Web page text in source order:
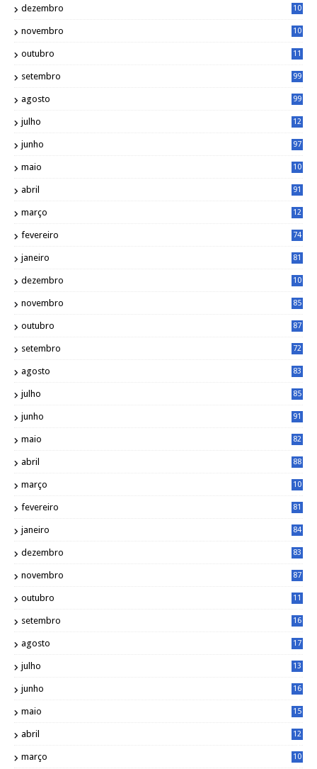
dezembro
10
novembro
10
outubro
11
setembro 99
agosto 99
julho
12
junho 97
maio
10
abril 91
março
12
fevereiro 74
janeiro 81
dezembro
10
novembro 85
outubro 87
setembro 72
agosto 83
julho 85
junho 91
maio 82
abril 88
março
10
fevereiro 81
janeiro 84
dezembro 83
novembro 87
outubro
11
setembro
16
agosto
17
julho
13
junho
16
maio
15
abril
12
março
10